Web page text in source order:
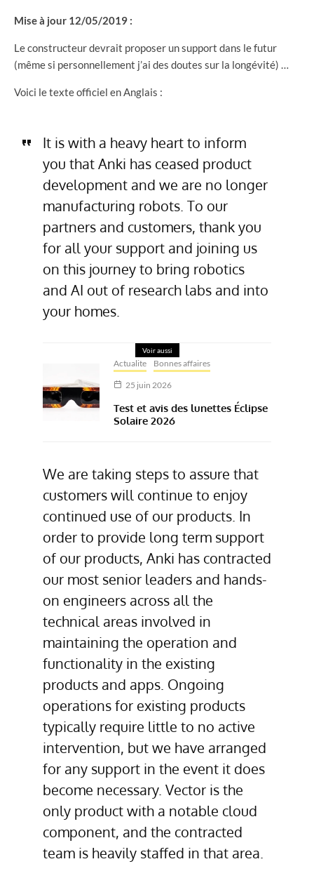
Mise à jour 12/05/2019 :
Le constructeur devrait proposer un support dans le futur
(même si personnellement j’ai des doutes sur la longévité) …
Voici le texte officiel en Anglais :
It is with a heavy heart to inform
you that Anki has ceased product
development and we are no longer
manufacturing robots. To our
partners and customers, thank you
for all your support and joining us
on this journey to bring robotics
and AI out of research labs and into
your homes.
Voir aussi
Actualite Bonnes affaires
25 juin 2026
Test et avis des lunettes Éclipse
Solaire 2026
We are taking steps to assure that
customers will continue to enjoy
continued use of our products. In
order to provide long term support
of our products, Anki has contracted
our most senior leaders and hands-
on engineers across all the
technical areas involved in
maintaining the operation and
functionality in the existing
products and apps. Ongoing
operations for existing products
typically require little to no active
intervention, but we have arranged
for any support in the event it does
become necessary. Vector is the
only product with a notable cloud
component, and the contracted
team is heavily staffed in that area.